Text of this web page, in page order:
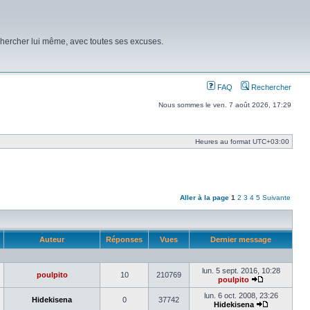
lui même, avec toutes ses excuses.
FAQ Rechercher
Nous sommes le ven. 7 août 2026, 17:29
Heures au format UTC+03:00
Aller à la page 1 2 3 4 5 Suivante
Auteur Réponses Vues Dernier message
poulpito 10 210769
lun. 5 sept. 2016, 10:28
poulpito
Voir
le
dernier
Hidekisena 0 37742
lun. 6 oct. 2008, 23:26
Hidekisena